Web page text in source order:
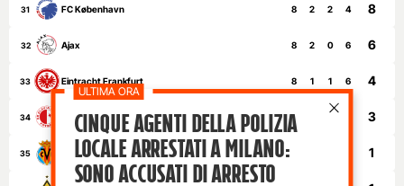
31 FC København 8 2 2 4 8
32 Ajax 8 2 0 6 6
33 Eintracht Frankfurt 8 1 1 6 4
34 Slavia Prague 8 3 3
35 Villarreal 1
Cinque agenti della polizia
locale arrestati a Milano:
sono accusati di arresto